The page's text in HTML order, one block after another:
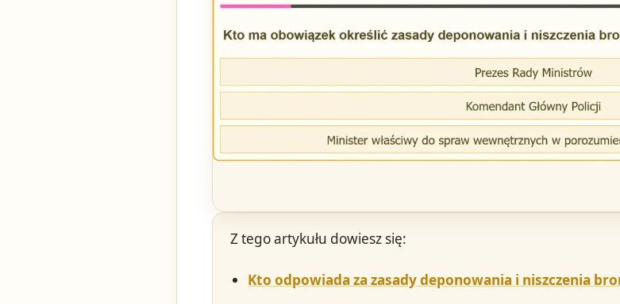
Z tego artykułu dowiesz się:
Kto odpowiada za zasady deponowania i niszczenia